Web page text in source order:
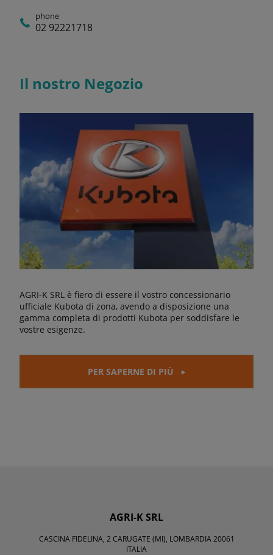
phone
02 92221718
Il nostro Negozio
AGRI-K SRL è fiero di essere il vostro concessionario
ufficiale Kubota di zona, avendo a disposizione una
gamma completa di prodotti Kubota per soddisfare le
vostre esigenze.
PER SAPERNE DI PIÙ
AGRI-K SRL
CASCINA FIDELINA, 2 CARUGATE (MI), LOMBARDIA 20061
ITALIA